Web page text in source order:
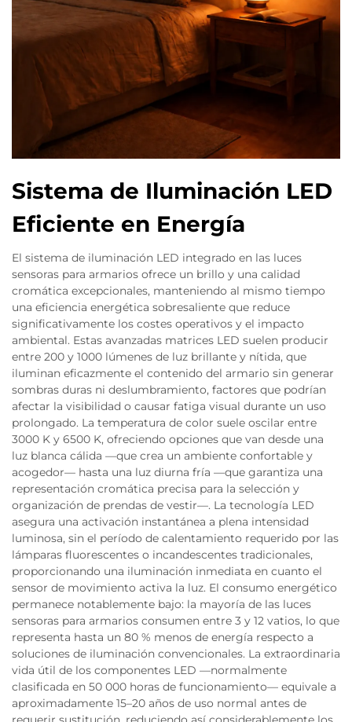
Sistema de Iluminación LED
Eficiente en Energía
El sistema de iluminación LED integrado en las luces
sensoras para armarios ofrece un brillo y una calidad
cromática excepcionales, manteniendo al mismo tiempo
una eficiencia energética sobresaliente que reduce
significativamente los costes operativos y el impacto
ambiental. Estas avanzadas matrices LED suelen producir
entre 200 y 1000 lúmenes de luz brillante y nítida, que
iluminan eficazmente el contenido del armario sin generar
sombras duras ni deslumbramiento, factores que podrían
afectar la visibilidad o causar fatiga visual durante un uso
prolongado. La temperatura de color suele oscilar entre
3000 K y 6500 K, ofreciendo opciones que van desde una
luz blanca cálida —que crea un ambiente confortable y
acogedor— hasta una luz diurna fría —que garantiza una
representación cromática precisa para la selección y
organización de prendas de vestir—. La tecnología LED
asegura una activación instantánea a plena intensidad
luminosa, sin el período de calentamiento requerido por las
lámparas fluorescentes o incandescentes tradicionales,
proporcionando una iluminación inmediata en cuanto el
sensor de movimiento activa la luz. El consumo energético
permanece notablemente bajo: la mayoría de las luces
sensoras para armarios consumen entre 3 y 12 vatios, lo que
representa hasta un 80 % menos de energía respecto a
soluciones de iluminación convencionales. La extraordinaria
vida útil de los componentes LED —normalmente
clasificada en 50 000 horas de funcionamiento— equivale a
aproximadamente 15–20 años de uso normal antes de